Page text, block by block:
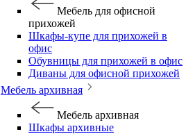
Мебель для офисной
прихожей
Шкафы-купе для прихожей в
офис
Обувницы для прихожей в офис
Диваны для офисной прихожей
Мебель архивная
Мебель архивная
Шкафы архивные